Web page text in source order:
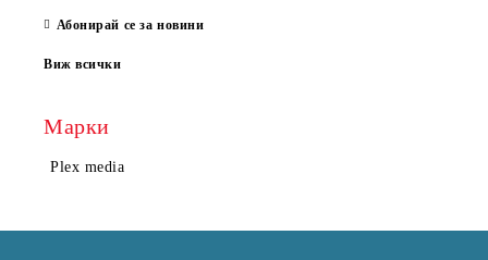
Абонирай се за новини
Виж всички
Марки
Plex media